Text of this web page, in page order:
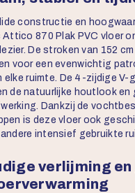
constructie en
Attico 870 Plak PVC vloer
De stroken van 152
voor een evenwichtig
ruimte. De 4-zijdige V-
de natuurlijke houtlook en
Dankzij de
is deze vloer ook
intensief gebruikte
verlijming